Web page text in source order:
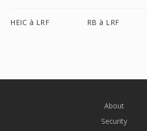
HEIC à LRF RB à LRF
About
Security